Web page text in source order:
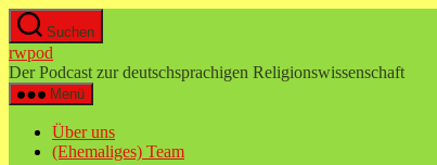
Zum
Inhalt
springen
Suchen
rwpod
Der Podcast zur deutschsprachigen Religionswissenschaft
Menü
Über uns
(Ehemaliges) Team